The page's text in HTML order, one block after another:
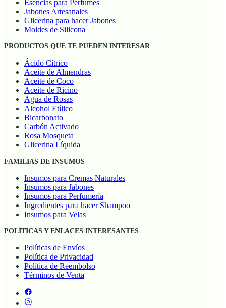
Envases Cosméticos
Esencias para Perfumes
Jabones Artesanales
Glicerina para hacer Jabones
Ácido Cítrico
Aceite de Almendras
Aceite de Coco
Aceite de Ricino
Agua de Rosas
Alcohol Etílico
Bicarbonato
Carbón Activado
Rosa Mosqueta
Insumos para Cremas Naturales
Insumos para Jabones
Insumos para Perfumería
Ingredientes para hacer Shampoo
Políticas de Envíos
Política de Privacidad
Política de Reembolso